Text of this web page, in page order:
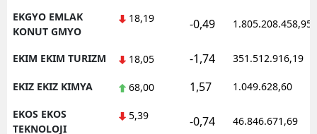
EKGYO EMLAK
KONUT GMYO
18,19 -0,49 1.805.208.458,95
EKIM EKIM TURIZM 18,05 -1,74 351.512.916,19
EKIZ EKIZ KIMYA 68,00 1,57 1.049.628,60
EKOS EKOS
TEKNOLOJI
5,39 -0,74 46.846.671,69